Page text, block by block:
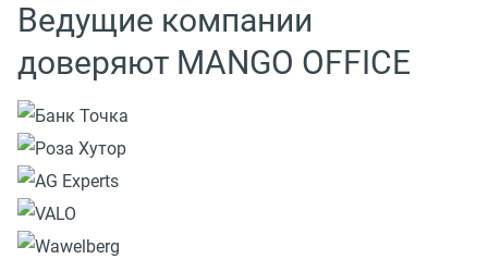
Ведущие компании
доверяют MANGO OFFICE